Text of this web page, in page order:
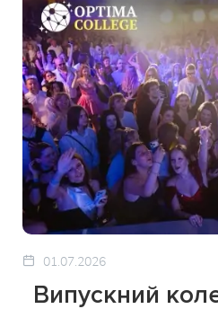
01.07.2026
Випускний